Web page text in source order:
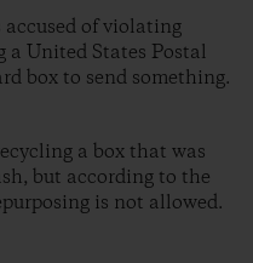
accused of violating
a United States Postal
box to send something.
a box that was
but according to the
is not allowed.